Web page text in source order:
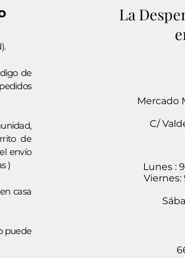
de
de
envío
)
casa
puede
La
Mercado
C/
Lunes :
Viernes: